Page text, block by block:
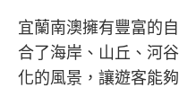
宜蘭南澳擁有豐富的
合了海岸、山丘、河
化的風景，讓遊客能